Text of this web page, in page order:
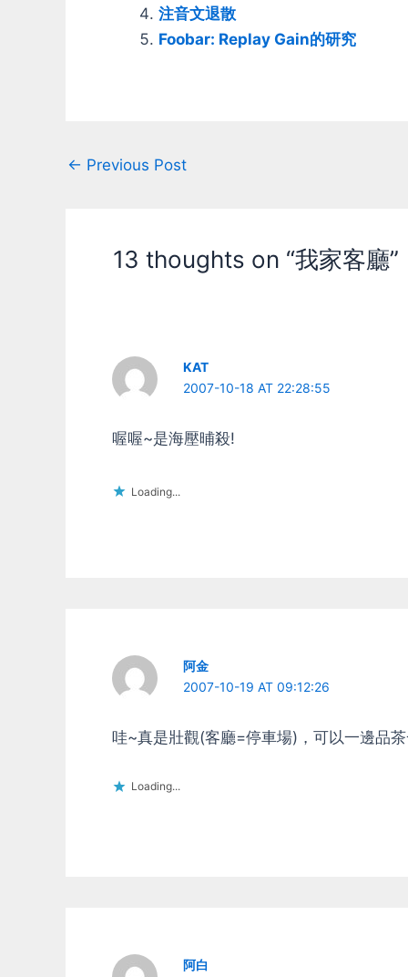
先設定好有幾台車，各是什麼顏色 然
後一場開始就全載進來，就算沒用到
注音文退散
Foobar: Replay Gain的研究
Post
← Previous Post
13 thoughts on “我家客廳”
KAT
2007-10-18 AT 22:28:55
喔喔~是海壓晡殺!
Loading...
阿金
2007-10-19 AT 09:12:26
哇~真是壯觀(客廳=停車場)，可以一邊品茶
Loading...
阿白